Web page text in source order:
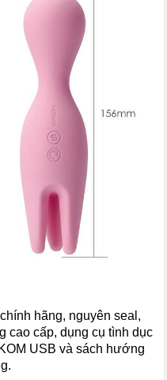
hãng, nguyên seal,
cao cấp, dụng cụ tình dục
USB và sách hướng